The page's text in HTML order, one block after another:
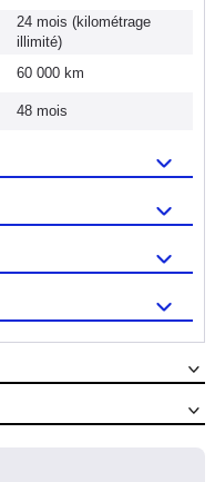
24 mois (kilométrage
illimité)
60 000 km
48 mois